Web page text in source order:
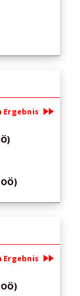
Ergebnis fast_forward
Ergebnis fast_forward